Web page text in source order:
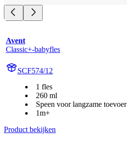
Avent
Classic+-babyfles
SCF574/12
1 fles
260 ml
Speen voor langzame toevoer
1m+
Product bekijken